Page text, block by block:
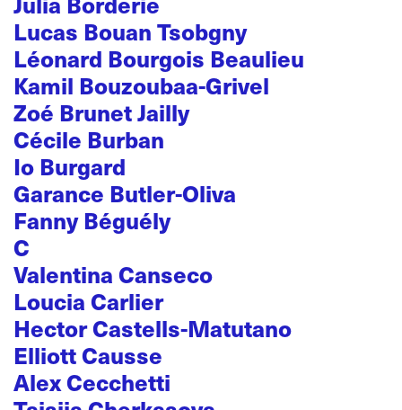
Lucas Bouan Tsobgny
Léonard Bourgois Beaulieu
Kamil Bouzoubaa-Grivel
Zoé Brunet Jailly
Cécile Burban
Io Burgard
Garance Butler-Oliva
Fanny Béguély
C
Valentina Canseco
Loucia Carlier
Hector Castells-Matutano
Elliott Causse
Alex Cecchetti